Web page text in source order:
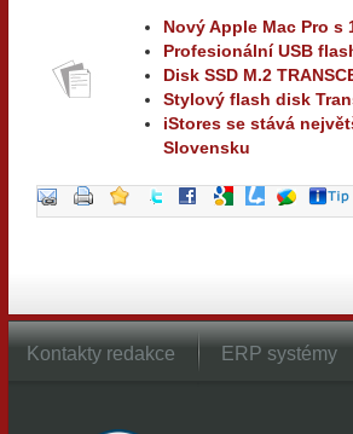
Nový Apple Mac Pro
Profesionální USB
Disk SSD M.2
Stylový flash disk
iStores se stává
Slovensku
Kontakty redakce ERP systémy